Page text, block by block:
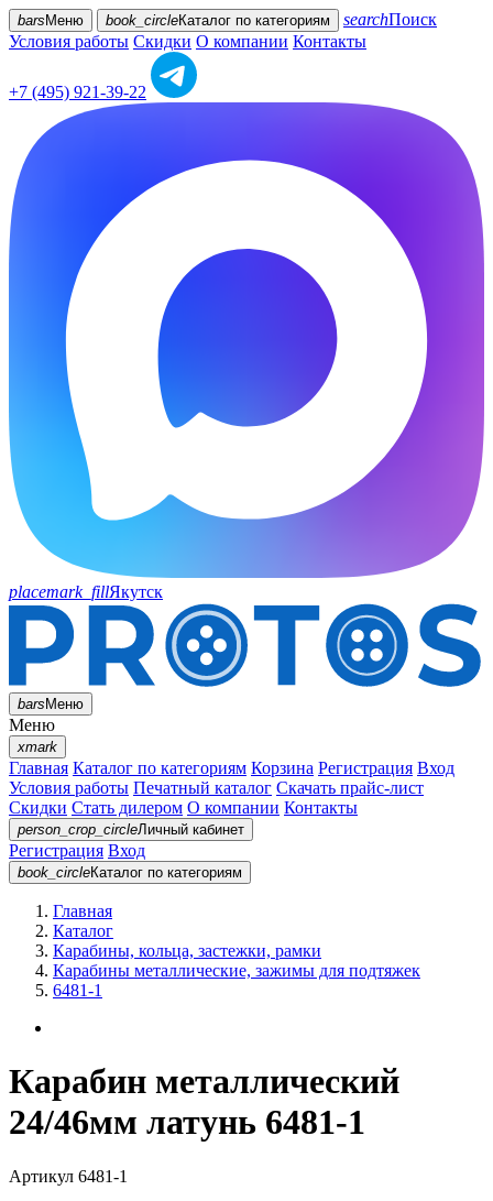
bars Меню book_circleКаталог по категориям searchПоиск
Условия работы Скидки О компании Контакты
+7 (495) 921-39-22
placemark_fillЯкутск
barsМеню
Меню
xmark
Главная Каталог по категориям Корзина Регистрация Вход
Условия работы Печатный каталог Скачать прайс-лист
Скидки Стать дилером О компании Контакты
person_crop_circleЛичный кабинет
Регистрация Вход
book_circleКаталог по категориям
Главная
Каталог
Карабины, кольца, застежки, рамки
Карабины металлические, зажимы для подтяжек
6481-1
Карабин металлический
24/46мм латунь 6481-1
Артикул 6481-1